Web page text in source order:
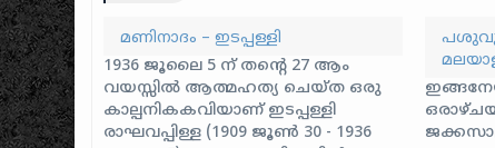
മണിനാദം – ഇടപ്പള്ളി
1936 ജൂലൈ 5 ന് തന്റെ 27 ആം
വയസ്സിൽ ആത്മഹത്യ ചെയ്ത ഒരു
കാല്പനികകവിയാണ് ഇടപ്പള്ളി
രാഘവപ്പിള്ള (1909 ജൂൺ 30 - 1936
പശുവും